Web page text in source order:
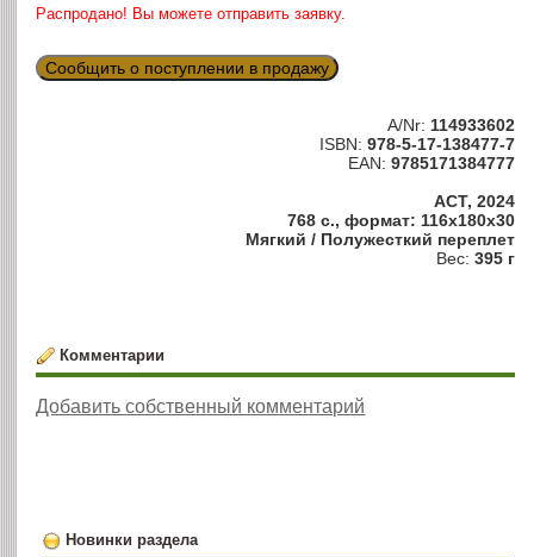
Распродано! Вы можете отправить заявку.
Сообщить о поступлении в продажу
A/Nr: 114933602
ISBN: 978-5-17-138477-7
EAN: 9785171384777
АСТ, 2024
768 с., формат: 116x180x30
Мягкий / Полужесткий переплет
Вес: 395 г
Комментарии
Добавить собственный комментарий
Новинки раздела